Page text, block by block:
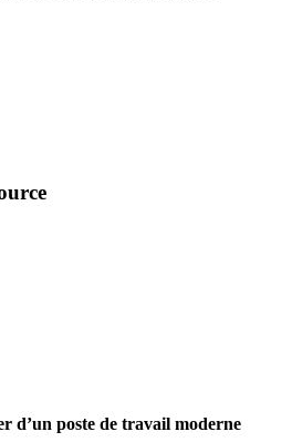
d’un poste de travail moderne